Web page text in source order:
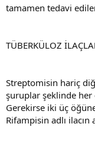
tamamen tedavi
TÜBERKÜLOZ
Streptomisin hariç
şuruplar şeklinde her
Gerekirse iki üç
Rifampisin adlı ilacın